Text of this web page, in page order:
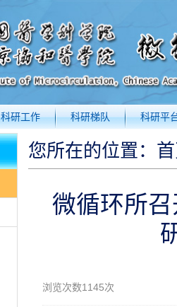
科研工作 科研梯队 科研平
您所在的位置：
微循环所
浏览次数1145次